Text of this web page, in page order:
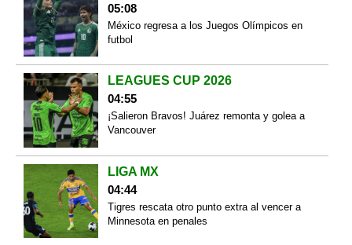
05:08
México regresa a los Juegos Olímpicos en
futbol
LEAGUES CUP 2026
04:55
¡Salieron Bravos! Juárez remonta y golea a
Vancouver
LIGA MX
04:44
Tigres rescata otro punto extra al vencer a
Minnesota en penales